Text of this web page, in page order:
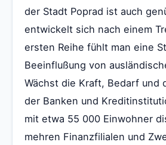
der Stadt Poprad ist auch
entwickelt sich nach einem
ersten Reihe fühlt man eine
Beeinflußung von
Wächst die Kraft, Bedarf und
der Banken und
mit etwa 55 000 Einwohner
mehren Finanzfilialen und